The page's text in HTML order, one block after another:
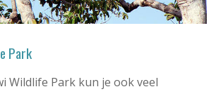
Park
Wildlife Park kun je ook veel